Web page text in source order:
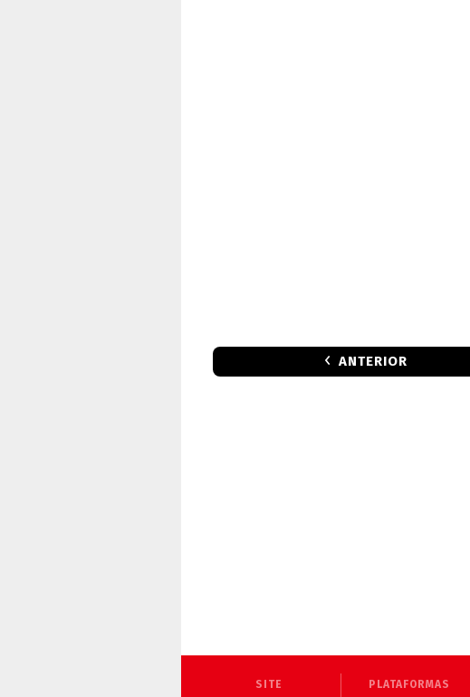
ANTERIOR
SITE PLATAFORMAS